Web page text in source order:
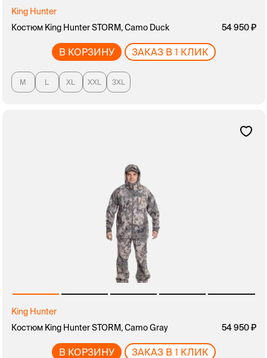
King Hunter
Костюм King Hunter STORM, Camo Duck
54 950
В КОРЗИНУ ЗАКАЗ В 1 КЛИК
M L XL XXL 3XL
King Hunter
Костюм King Hunter STORM, Camo Gray
54 950
В КОРЗИНУ ЗАКАЗ В 1 КЛИК